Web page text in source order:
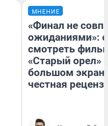
МНЕНИЕ
«Финал не
ожиданиями»:
смотреть
«Старый орел»
большом
честная